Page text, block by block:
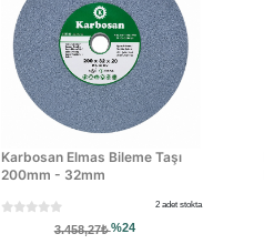
Karbosan Elmas Bileme Taşı
200mm - 32mm
2 adet stokta
3.458,27₺%24